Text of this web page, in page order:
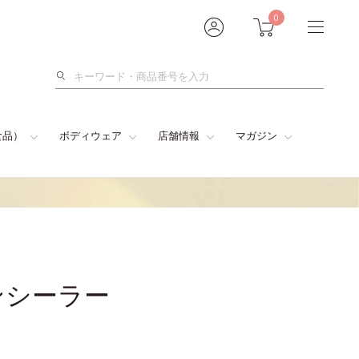
0
検
） ボディウェア 店舗情報 マガジン
ーラー